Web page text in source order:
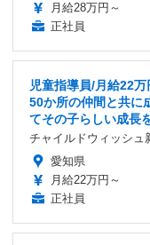
月給28万円～
正社員
児童指導員/月給22
50か所の仲間と共に
てその子らしい成長
チャイルドウィッシュ
愛知県
月給22万円～
正社員